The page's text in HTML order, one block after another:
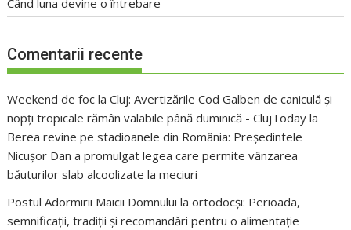
Când luna devine o întrebare
Comentarii recente
Weekend de foc la Cluj: Avertizările Cod Galben de caniculă și
nopți tropicale rămân valabile până duminică - ClujToday la
Berea revine pe stadioanele din România: Președintele
Nicușor Dan a promulgat legea care permite vânzarea
băuturilor slab alcoolizate la meciuri
Postul Adormirii Maicii Domnului la ortodocși: Perioada,
semnificații, tradiții și recomandări pentru o alimentație